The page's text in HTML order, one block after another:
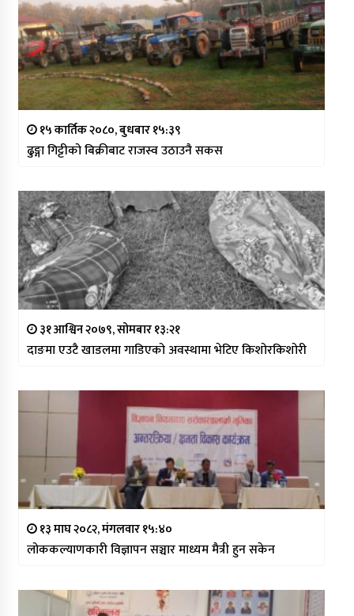
१५ कार्तिक २०८०, बुधबार १५:३९
ढुङ्गा गिट्टीको बिक्रीबाट राजस्व उठाउनै सकस
३१ आश्विन २०७९, सोमबार १३:२१
दाङमा एउटै खाडलमा गाडिएको अवस्थामा भेटिए किशोरकिशोरी
१३ माघ २०८२, मंगलवार १५:४०
लोककल्याणकारी विज्ञापन सञ्चार माध्यम मैत्री हुन सकेन